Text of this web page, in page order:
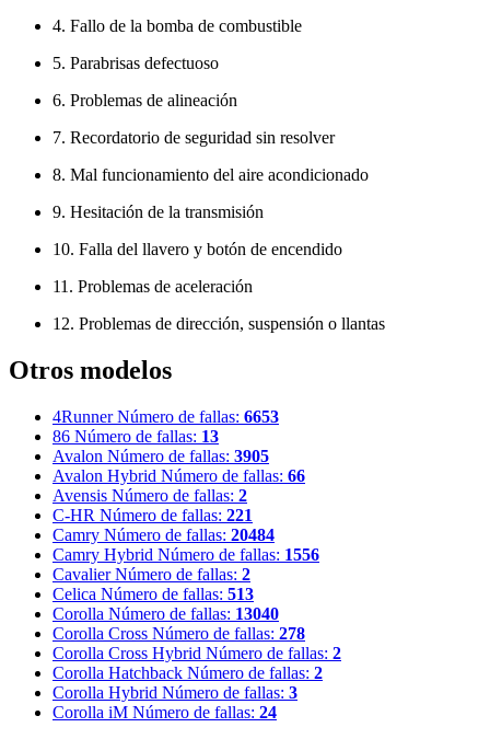
4. Fallo de la bomba de combustible
5. Parabrisas defectuoso
6. Problemas de alineación
7. Recordatorio de seguridad sin resolver
8. Mal funcionamiento del aire acondicionado
9. Hesitación de la transmisión
10. Falla del llavero y botón de encendido
11. Problemas de aceleración
12. Problemas de dirección, suspensión o llantas
Otros modelos
4Runner Número de fallas: 6653
86 Número de fallas: 13
Avalon Número de fallas: 3905
Avalon Hybrid Número de fallas: 66
Avensis Número de fallas: 2
C-HR Número de fallas: 221
Camry Número de fallas: 20484
Camry Hybrid Número de fallas: 1556
Cavalier Número de fallas: 2
Celica Número de fallas: 513
Corolla Número de fallas: 13040
Corolla Cross Número de fallas: 278
Corolla Cross Hybrid Número de fallas: 2
Corolla Hatchback Número de fallas: 2
Corolla Hybrid Número de fallas: 3
Corolla iM Número de fallas: 24